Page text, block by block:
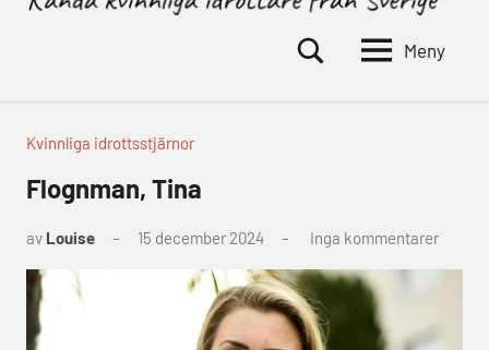
in
sport
från
Meny
Kvinnliga idrottsstjärnor
Flognman, Tina
av Louise 15 december 2024 Inga kommentarer